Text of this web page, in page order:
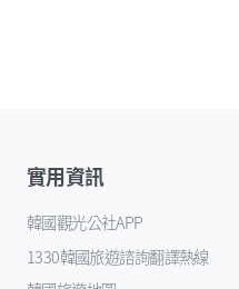
實用資訊
韓國觀光公社APP
1330韓國旅遊諮詢翻譯熱線